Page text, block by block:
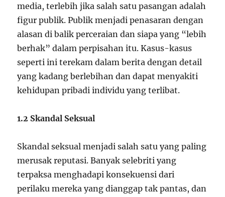
media, terlebih jika salah satu pasangan adalah
figur publik. Publik menjadi penasaran dengan
alasan di balik perceraian dan siapa yang “lebih
berhak” dalam perpisahan itu. Kasus-kasus
seperti ini terekam dalam berita dengan detail
yang kadang berlebihan dan dapat menyakiti
kehidupan pribadi individu yang terlibat.
1.2 Skandal Seksual
Skandal seksual menjadi salah satu yang paling
merusak reputasi. Banyak selebriti yang
terpaksa menghadapi konsekuensi dari
perilaku mereka yang dianggap tak pantas, dan